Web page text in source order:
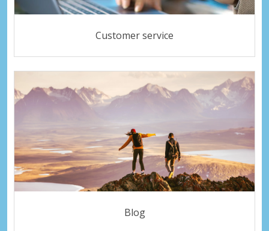
Customer service
Blog